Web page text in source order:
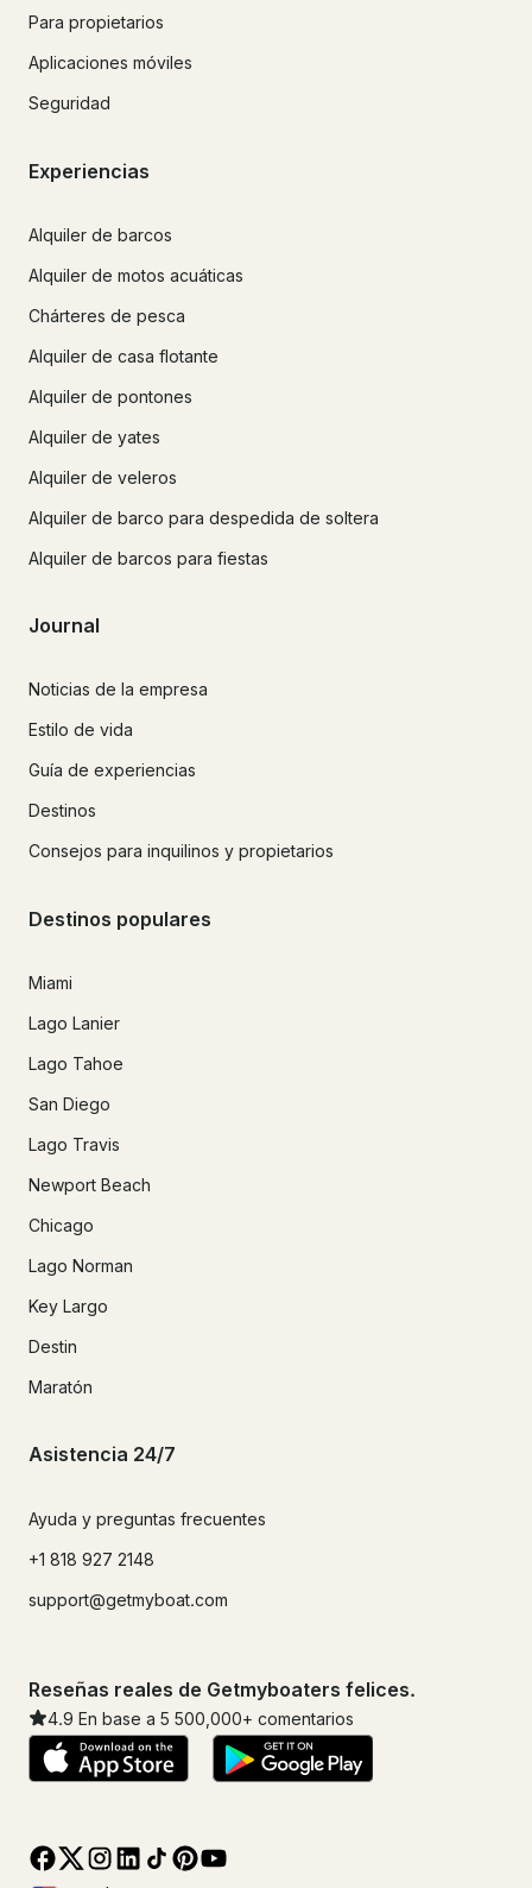
Para propietarios
Aplicaciones móviles
Seguridad
Experiencias
Alquiler de barcos
Alquiler de motos acuáticas
Chárteres de pesca
Alquiler de casa flotante
Alquiler de pontones
Alquiler de yates
Alquiler de veleros
Alquiler de barco para despedida de soltera
Alquiler de barcos para fiestas
Journal
Noticias de la empresa
Estilo de vida
Guía de experiencias
Destinos
Consejos para inquilinos y propietarios
Destinos populares
Miami
Lago Lanier
Lago Tahoe
San Diego
Lago Travis
Newport Beach
Chicago
Lago Norman
Key Largo
Destin
Maratón
Asistencia 24/7
Ayuda y preguntas frecuentes
+1 818 927 2148
support@getmyboat.com
Reseñas reales de Getmyboaters felices.
4.9 En base a 5 500,000+ comentarios